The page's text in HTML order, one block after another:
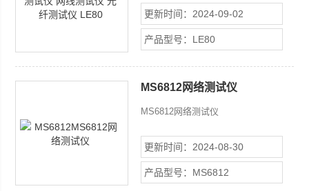
称LE80）千兆网络分析仪就是一款能
够满足网络维护和管理人员工作需要的
多功能集成式网络分析产品。LE80千
兆网络分析仪集成了数据包捕获、协议
IPv4/IPv6支持等多种功能，可适合于
时，LE80的价格具有很大优势，据悉
更新时间：2024-09-02
产品型号：LE80
MS6812网络测试仪
MS6812网络测试仪
更新时间：2024-08-30
产品型号：MS6812